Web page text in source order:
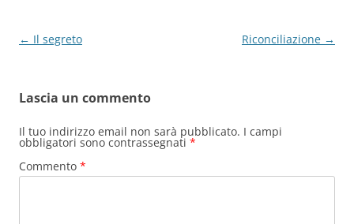
Navigazione
← Il segreto Riconciliazione →
Lascia un commento
Il tuo indirizzo email non sarà pubblicato. I campi
obbligatori sono contrassegnati *
Commento *